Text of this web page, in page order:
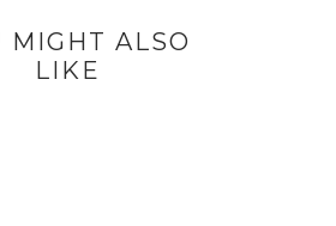
MIGHT ALSO
LIKE